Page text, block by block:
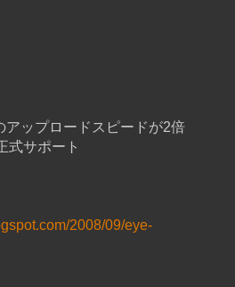
アップロードスピードが2倍
式サポート
2008/09/eye-